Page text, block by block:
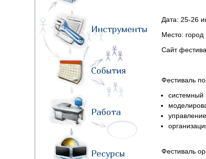
Инструменты
События
Работа
Ресурсы
Дата: 25-26
Место: город
Сайт
Фестиваль
системный
Фестиваль